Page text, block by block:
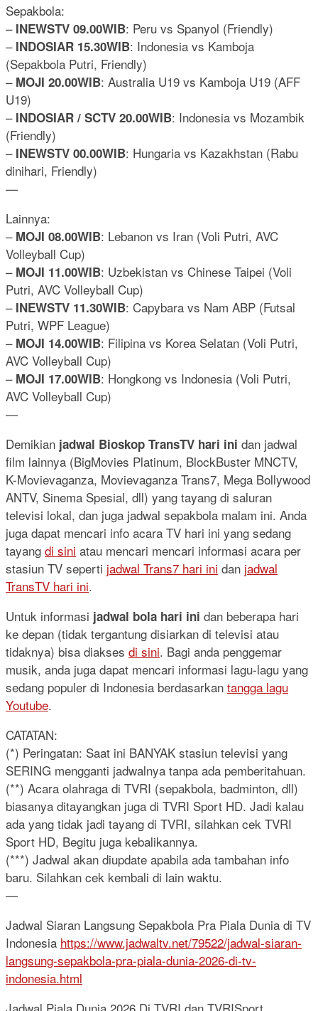
Sepakbola:
– INEWSTV 09.00WIB: Peru vs Spanyol (Friendly)
– INDOSIAR 15.30WIB: Indonesia vs Kamboja
(Sepakbola Putri, Friendly)
– MOJI 20.00WIB: Australia U19 vs Kamboja U19 (AFF
U19)
– INDOSIAR / SCTV 20.00WIB: Indonesia vs Mozambik
(Friendly)
– INEWSTV 00.00WIB: Hungaria vs Kazakhstan (Rabu
dinihari, Friendly)
—
Lainnya:
– MOJI 08.00WIB: Lebanon vs Iran (Voli Putri, AVC
Volleyball Cup)
– MOJI 11.00WIB: Uzbekistan vs Chinese Taipei (Voli
Putri, AVC Volleyball Cup)
– INEWSTV 11.30WIB: Capybara vs Nam ABP (Futsal
Putri, WPF League)
– MOJI 14.00WIB: Filipina vs Korea Selatan (Voli Putri,
AVC Volleyball Cup)
– MOJI 17.00WIB: Hongkong vs Indonesia (Voli Putri,
AVC Volleyball Cup)
—
Demikian jadwal Bioskop TransTV hari ini dan jadwal
film lainnya (BigMovies Platinum, BlockBuster MNCTV,
K-Movievaganza, Movievaganza Trans7, Mega Bollywood
ANTV, Sinema Spesial, dll) yang tayang di saluran
televisi lokal, dan juga jadwal sepakbola malam ini. Anda
juga dapat mencari info acara TV hari ini yang sedang
tayang di sini atau mencari mencari informasi acara per
stasiun TV seperti jadwal Trans7 hari ini dan jadwal
TransTV hari ini.
Untuk informasi jadwal bola hari ini dan beberapa hari
ke depan (tidak tergantung disiarkan di televisi atau
tidaknya) bisa diakses di sini. Bagi anda penggemar
musik, anda juga dapat mencari informasi lagu-lagu yang
sedang populer di Indonesia berdasarkan tangga lagu
Youtube.
CATATAN:
(*) Peringatan: Saat ini BANYAK stasiun televisi yang
SERING mengganti jadwalnya tanpa ada pemberitahuan.
(**) Acara olahraga di TVRI (sepakbola, badminton, dll)
biasanya ditayangkan juga di TVRI Sport HD. Jadi kalau
ada yang tidak jadi tayang di TVRI, silahkan cek TVRI
Sport HD, Begitu juga kebalikannya.
(***) Jadwal akan diupdate apabila ada tambahan info
baru. Silahkan cek kembali di lain waktu.
—
Jadwal Siaran Langsung Sepakbola Pra Piala Dunia di TV
Indonesia https://www.jadwaltv.net/79522/jadwal-siaran-
langsung-sepakbola-pra-piala-dunia-2026-di-tv-
indonesia.html